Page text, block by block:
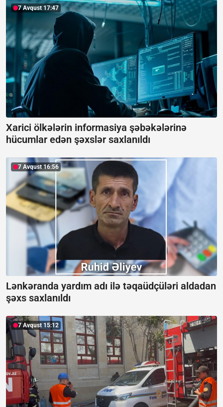
7 Avqust 17:47
Xarici ölkələrin informasiya şəbəkələrinə
hücumlar edən şəxslər saxlanıldı
7 Avqust 16:56
Lənkəranda yardım adı ilə təqaüdçüləri aldadan
şəxs saxlanıldı
7 Avqust 15:12